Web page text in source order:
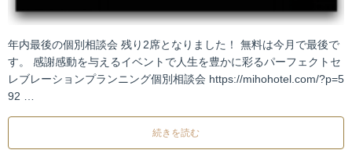
年内最後の個別相談会 残り2席となりました！ 無料は今月で最後で
す。 感謝感動を与えるイベントで人生を豊かに彩るパーフェクトセ
レブレーションプランニング個別相談会 https://mihohotel.com/?p=5
92 …
続きを読む